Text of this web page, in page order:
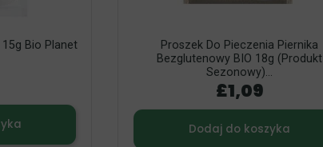
Bio Planet
Proszek Do Pieczenia Piernika
Bezglutenowy BIO 18g (Produkt
Sezonowy)...
£1,09
Dodaj do koszyka